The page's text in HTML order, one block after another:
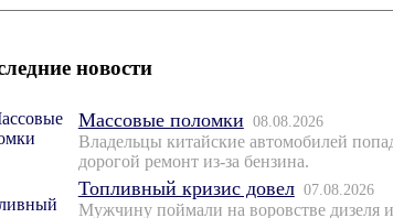
новости
Массовые поломки 08.08.2026
Владельцы китайские автомобилей
дорогой ремонт из-за бензина.
Топливный кризис довел 07.08.2026
Мужчину поймали на воровстве дизеля